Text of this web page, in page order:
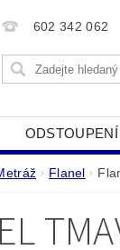
602 342 062
POUŽÍVÁME
Flanel